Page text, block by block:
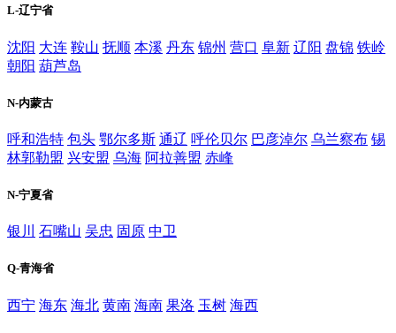
L-辽宁省
沈阳 大连 鞍山 抚顺 本溪 丹东 锦州 营口 阜新 辽阳 盘锦 铁岭
朝阳 葫芦岛
N-内蒙古
呼和浩特 包头 鄂尔多斯 通辽 呼伦贝尔 巴彦淖尔 乌兰察布 锡
林郭勒盟 兴安盟 乌海 阿拉善盟 赤峰
N-宁夏省
银川 石嘴山 吴忠 固原 中卫
Q-青海省
西宁 海东 海北 黄南 海南 果洛 玉树 海西